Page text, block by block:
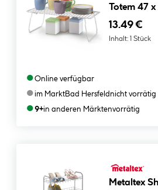
Totem 47 x
13.49 €
Inhalt: 1 Stück
●Online verfügbar
●im MarktBad Hersfeldnicht vorrätig
●9+in anderen Märktenvorrätig
Metaltex